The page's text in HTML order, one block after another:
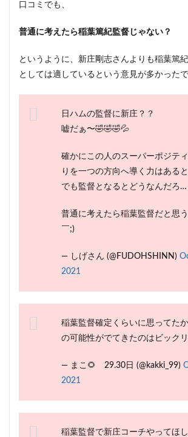
口コミでも、
普通に考えたら稲葉篤紀監督じゃない？
というように、新庄剛志さんよりも稲葉篤
としては適しているという意見が多かったで
日ハムの監督に新庄？？
嘘だぁ〜🤣🤣🤣💦
確かにこの人のスーパーポジテ
りを一つの方向へ導く力はあると
でも監督となるとどうなんだろ…
普通に考えたら稲葉監督だと思
￣;)
— しげさん (@FUDOHSHINN)
2021
稲葉監督確定くらいに思ってた
の可能性がでてきたのはビック
— まこ🌻 29.30日 (@kakki_99)
2021
稲葉監督で新庄コーチやってほ